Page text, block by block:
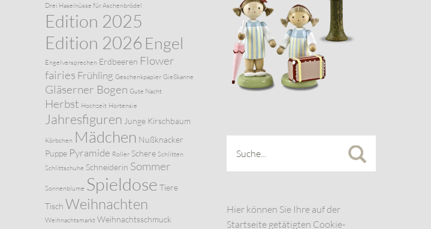
Drei Haselnüsse für Aschenbrödel
Edition 2025
Edition 2026 Engel
Engelversprechen Erdbeeren Flower
fairies Frühling Geschenkpapier Gießkanne
Gläserner Bogen Gute Nacht
Herbst Hochzeit Hortensie
Jahresfiguren Junge Kirschbaum
Körbchen Mädchen Nußknacker
Puppe Pyramide Roller Schere Schlitten
Schlittschuhe Schneiderin Sommer
Sonnenblume Spieldose Tiere
Tisch Weihnachten
Weihnachtsmarkt Weihnachtsschmuck
Hier können Sie Ihre auf der
Startseite getätigten Cookie-